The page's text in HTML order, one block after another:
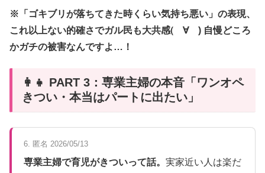
※「ゴキブリが落ちてきた時くらい気持ち悪い」の表現、
これ以上ない的確さでガル民も大共感(゚∀゚) 自慢どころ
かガチの被害なんですよ…！
👩‍👧 PART 3：専業主婦の本音「ワンオペ
きつい・本当はパートに出たい」
6. 匿名 2026/05/13
専業主婦で育児がきついって話。 実家近い人は楽だ